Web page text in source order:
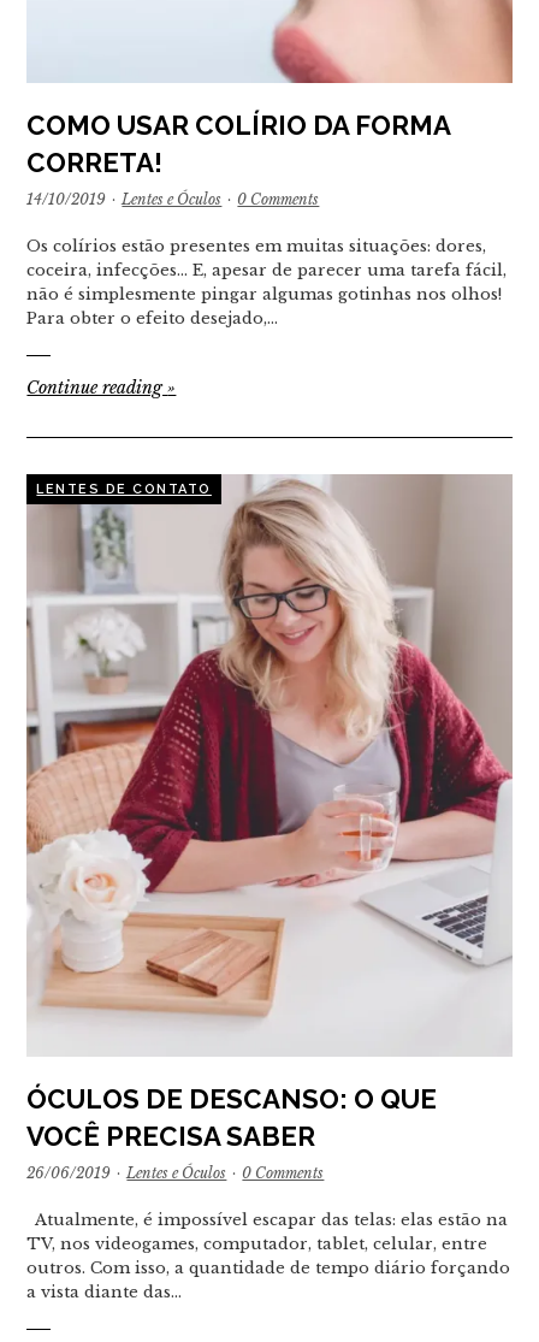
COMO USAR COLÍRIO DA FORMA
CORRETA!
14/10/2019 · Lentes e Óculos · 0 Comments
Os colírios estão presentes em muitas situações: dores,
coceira, infecções… E, apesar de parecer uma tarefa fácil,
não é simplesmente pingar algumas gotinhas nos olhos!
Para obter o efeito desejado,…
Continue reading»
LENTES DE CONTATO
ÓCULOS DE DESCANSO: O QUE
VOCÊ PRECISA SABER
26/06/2019 · Lentes e Óculos · 0 Comments
Atualmente, é impossível escapar das telas: elas estão na
TV, nos videogames, computador, tablet, celular, entre
outros. Com isso, a quantidade de tempo diário forçando
a vista diante das…